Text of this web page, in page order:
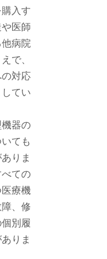
入す
医師
病院
で、
対応
てい
器の
ても
りま
ての
療機
、修
別履
りま